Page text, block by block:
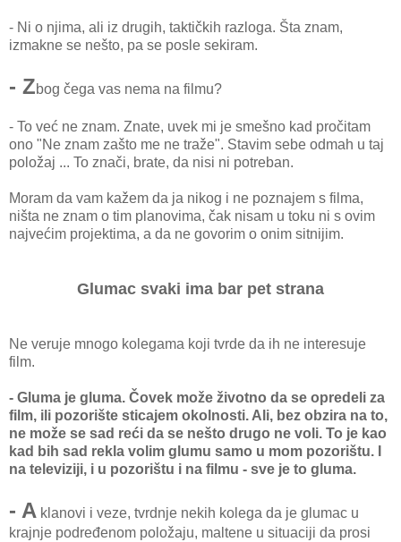
- Ni o njima, ali iz drugih, taktičkih razloga. Šta znam,
izmakne se nešto, pa se posle sekiram.
- Zbog čega vas nema na filmu?
- To već ne znam. Znate, uvek mi je smešno kad pročitam
ono "Ne znam zašto me ne traže". Stavim sebe odmah u taj
položaj ... To znači, brate, da nisi ni potreban.
Moram da vam kažem da ja nikog i ne poznajem s filma,
ništa ne znam o tim planovima, čak nisam u toku ni s ovim
najvećim projektima, a da ne govorim o onim sitnijim.
Glumac svaki ima bar pet strana
Ne veruje mnogo kolegama koji tvrde da ih ne interesuje
film.
- Gluma je gluma. Čovek može životno da se opredeli za
film, ili pozorište sticajem okolnosti. Ali, bez obzira na to,
ne može se sad reći da se nešto drugo ne voli. To je kao
kad bih sad rekla volim glumu samo u mom pozorištu. I
na televiziji, i u pozorištu i na filmu - sve je to gluma.
- A klanovi i veze, tvrdnje nekih kolega da je glumac u
krajnje podređenom položaju, maltene u situaciji da prosi